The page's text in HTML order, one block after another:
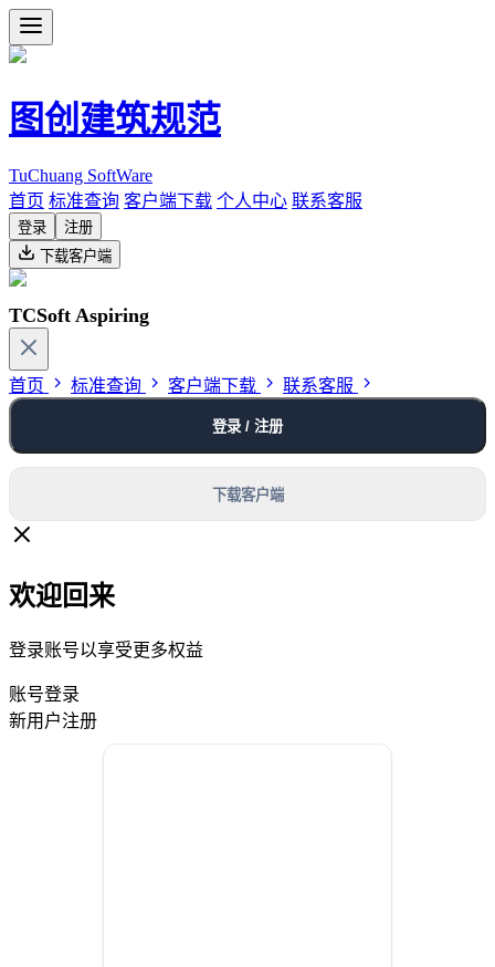
图创建筑规范
TuChuang SoftWare
首页 标准查询 客户端下载 个人中心 联系客服
登录
注册
下载客户端
TCSoft Aspiring
首页 标准查询 客户端下载 联系客服
登录 / 注册
下载客户端
欢迎回来
登录账号以享受更多权益
账号登录
新用户注册